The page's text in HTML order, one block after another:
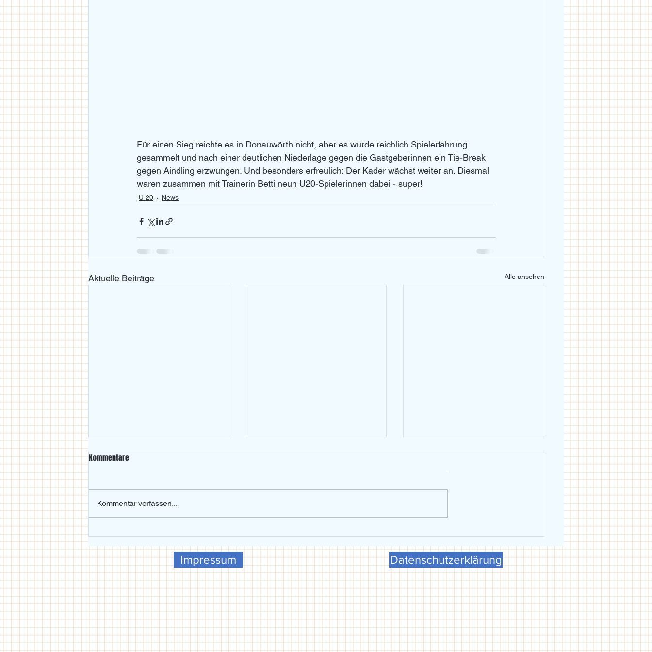
Für einen Sieg reichte es in Donauwörth nicht, aber es wurde reichlich Spielerfahrung
gesammelt und nach einer deutlichen Niederlage gegen die Gastgeberinnen ein Tie-Break
gegen Aindling erzwungen. Und besonders erfreulich: Der Kader wächst weiter an. Diesmal
waren zusammen mit Trainerin Betti neun U20-Spielerinnen dabei - super!
U 20 News
Aktuelle Beiträge Alle ansehen
Beachvolleyball-Wochenende im
Maxgarten bei Traumwetter
VGG präsentiert sich beim FCG-
Schulsporttag
U15 weiblich holt Schwäbische
Meisterschaft in Dillingen
Kommentare
Kommentar verfassen...
Impressum Datenschutzerklärung